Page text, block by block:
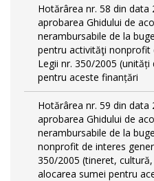
Hotărârea nr. 58 din data
aprobarea Ghidului de
nerambursabile de la
pentru activităţi nonprofit
Legii nr. 350/2005
pentru aceste finanțări
Hotărârea nr. 59 din data
aprobarea Ghidului de
nerambursabile de la
nonprofit de interes
350/2005 (tineret,
alocarea sumei pentru